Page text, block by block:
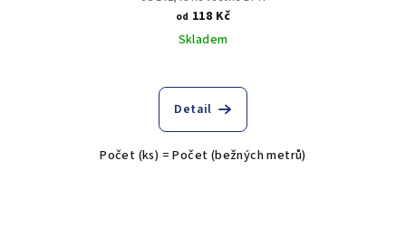
od 118 Kč
Skladem
Detail
Počet (ks) = Počet (bežných metrů)